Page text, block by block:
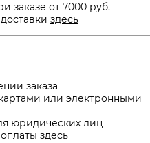
заказе от 7000 руб.
здесь
заказа
или электронными
юридических лиц
здесь